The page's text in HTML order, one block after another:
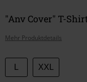
"Anv Cover" T-
Mehr Produktdetails
Wähle
deine
XXL